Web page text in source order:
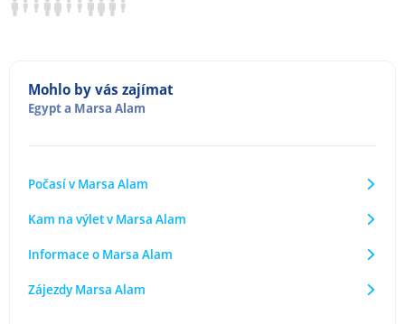
Mohlo by vás zajímat
Egypta Marsa Alam
Počasí v Marsa Alam
Kam na výlet v Marsa Alam
Informace o Marsa Alam
Zájezdy Marsa Alam